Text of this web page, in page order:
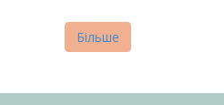
Більше